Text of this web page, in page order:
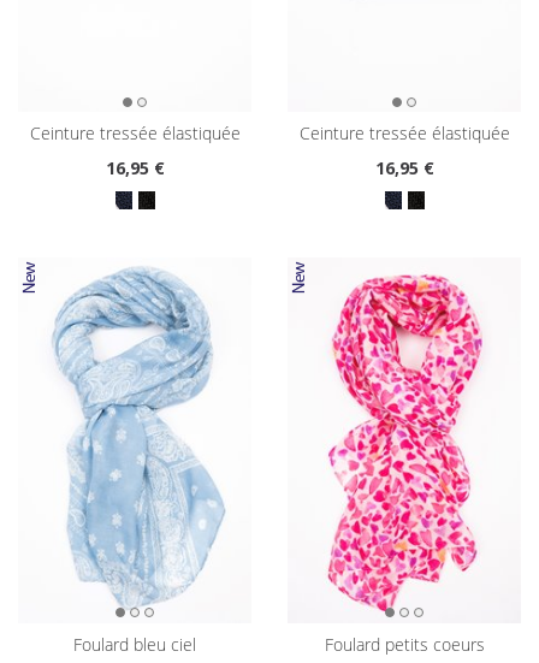
ceinture tressée élastiquée
16,95 €
ceinture tressée élastiquée
16,95 €
foulard bleu ciel
foulard petits coeurs